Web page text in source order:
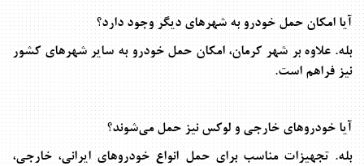
آیا امکان حمل خودرو به شهرهای دیگر وجود دارد؟
بله. علاوه بر شهر کرمان، امکان حمل خودرو به سایر شهرهای کشور
نیز فراهم است.
آیا خودروهای خارجی و لوکس نیز حمل می‌شوند؟
بله. تجهیزات مناسب برای حمل انواع خودروهای ایرانی، خارجی،